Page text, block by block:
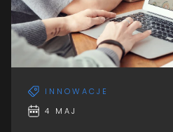
INNOWACJE
4 MAJ